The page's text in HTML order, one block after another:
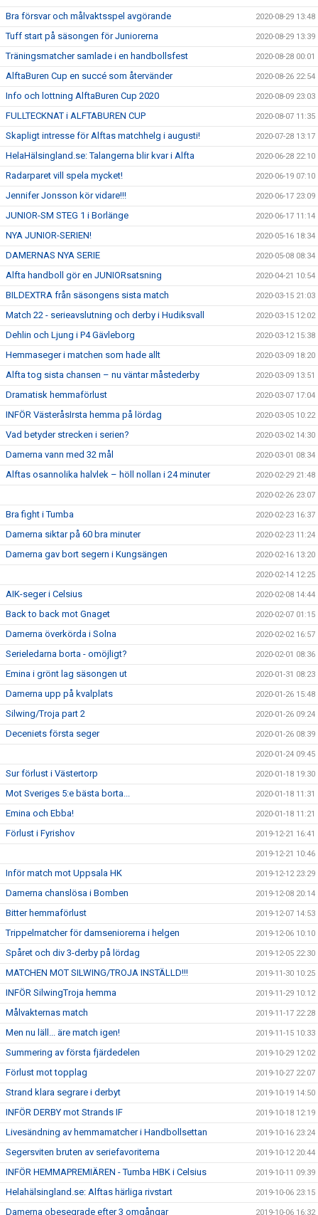
Bra försvar och målvaktsspel avgörande 2020-08-29 13:48
Tuff start på säsongen för Juniorerna 2020-08-29 13:39
Träningsmatcher samlade i en handbollsfest 2020-08-28 00:01
AlftaBuren Cup en succé som återvänder 2020-08-26 22:54
Info och lottning AlftaBuren Cup 2020 2020-08-09 23:03
FULLTECKNAT i ALFTABUREN CUP 2020-08-07 11:35
Skapligt intresse för Alftas matchhelg i augusti! 2020-07-28 13:17
HelaHälsingland.se: Talangerna blir kvar i Alfta 2020-06-28 22:10
Radarparet vill spela mycket! 2020-06-19 07:10
Jennifer Jonsson kör vidare!!! 2020-06-17 23:09
JUNIOR-SM STEG 1 i Borlänge 2020-06-17 11:14
NYA JUNIOR-SERIEN! 2020-05-16 18:34
DAMERNAS NYA SERIE 2020-05-08 08:34
Alfta handboll gör en JUNIORsatsning 2020-04-21 10:54
BILDEXTRA från säsongens sista match 2020-03-15 21:03
Match 22 - serieavslutning och derby i Hudiksvall 2020-03-15 12:02
Dehlin och Ljung i P4 Gävleborg 2020-03-12 15:38
Hemmaseger i matchen som hade allt 2020-03-09 18:20
Alfta tog sista chansen – nu väntar måstederby 2020-03-09 13:51
Dramatisk hemmaförlust 2020-03-07 17:04
INFÖR VästeråsIrsta hemma på lördag 2020-03-05 10:22
Vad betyder strecken i serien? 2020-03-02 14:30
Damerna vann med 32 mål 2020-03-01 08:34
Alftas osannolika halvlek – höll nollan i 24 minuter 2020-02-29 21:48
2020-02-26 23:07
Bra fight i Tumba 2020-02-23 16:37
Damerna siktar på 60 bra minuter 2020-02-23 11:24
Damerna gav bort segern i Kungsängen 2020-02-16 13:20
2020-02-14 12:25
AIK-seger i Celsius 2020-02-08 14:44
Back to back mot Gnaget 2020-02-07 01:15
Damerna överkörda i Solna 2020-02-02 16:57
Serieledarna borta - omöjligt? 2020-02-01 08:36
Emina i grönt lag säsongen ut 2020-01-31 08:23
Damerna upp på kvalplats 2020-01-26 15:48
Silwing/Troja part 2 2020-01-26 09:24
Deceniets första seger 2020-01-26 08:39
2020-01-24 09:45
Sur förlust i Västertorp 2020-01-18 19:30
Mot Sveriges 5:e bästa borta... 2020-01-18 11:31
Emina och Ebba! 2020-01-18 11:21
Förlust i Fyrishov 2019-12-21 16:41
2019-12-21 10:46
Inför match mot Uppsala HK 2019-12-12 23:29
Damerna chanslösa i Bomben 2019-12-08 20:14
Bitter hemmaförlust 2019-12-07 14:53
Trippelmatcher för damseniorerna i helgen 2019-12-06 10:10
Spåret och div 3-derby på lördag 2019-12-05 22:30
MATCHEN MOT SILWING/TROJA INSTÄLLD!!! 2019-11-30 10:25
INFÖR SilwingTroja hemma 2019-11-29 10:12
Målvakternas match 2019-11-17 22:28
Men nu läll... äre match igen! 2019-11-15 10:33
Summering av första fjärdedelen 2019-10-29 12:02
Förlust mot topplag 2019-10-27 22:07
Strand klara segrare i derbyt 2019-10-19 14:50
INFÖR DERBY mot Strands IF 2019-10-18 12:19
Livesändning av hemmamatcher i Handbollsettan 2019-10-16 23:24
Segersviten bruten av seriefavoriterna 2019-10-12 20:44
INFÖR HEMMAPREMIÄREN - Tumba HBK i Celsius 2019-10-11 09:39
Helahälsingland.se: Alftas härliga rivstart 2019-10-06 23:15
Damerna obesegrade efter 3 omgångar 2019-10-06 16:32